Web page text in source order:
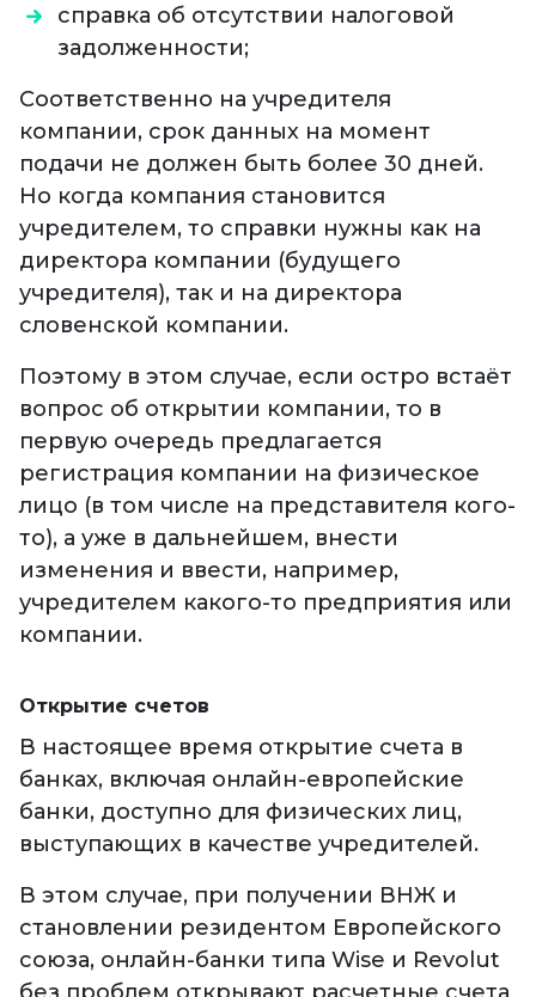
справка об отсутствии налоговой
задолженности;
Соответственно на учредителя
компании, срок данных на момент
подачи не должен быть более 30 дней.
Но когда компания становится
учредителем, то справки нужны как на
директора компании (будущего
учредителя), так и на директора
словенской компании.
Поэтому в этом случае, если остро встаёт
вопрос об открытии компании, то в
первую очередь предлагается
регистрация компании на физическое
лицо (в том числе на представителя кого-
то), а уже в дальнейшем, внести
изменения и ввести, например,
учредителем какого-то предприятия или
компании.
Открытие счетов
В настоящее время открытие счета в
банках, включая онлайн-европейские
банки, доступно для физических лиц,
выступающих в качестве учредителей.
В этом случае, при получении ВНЖ и
становлении резидентом Европейского
союза, онлайн-банки типа Wise и Revolut
без проблем открывают расчетные счета